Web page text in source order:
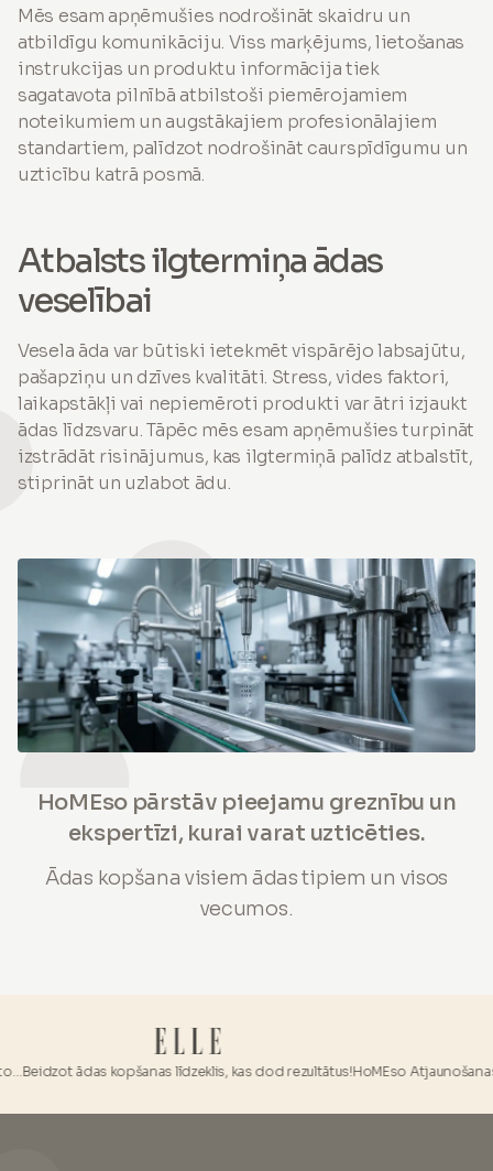
Mēs esam apņēmušies nodrošināt skaidru un
atbildīgu komunikāciju. Viss marķējums, lietošanas
instrukcijas un produktu informācija tiek
sagatavota pilnībā atbilstoši piemērojamiem
noteikumiem un augstākajiem profesionālajiem
standartiem, palīdzot nodrošināt caurspīdīgumu un
uzticību katrā posmā.
Atbalsts ilgtermiņa ādas
veselībai
Vesela āda var būtiski ietekmēt vispārējo labsajūtu,
pašapziņu un dzīves kvalitāti. Stress, vides faktori,
laikapstākļi vai nepiemēroti produkti var ātri izjaukt
ādas līdzsvaru. Tāpēc mēs esam apņēmušies turpināt
izstrādāt risinājumus, kas ilgtermiņā palīdz atbalstīt,
stiprināt un uzlabot ādu.
HoMEso pārstāv pieejamu greznību un
ekspertīzi, kurai varat uzticēties.
Ādas kopšana visiem ādas tipiem un visos
vecumos.
ādas kopšanas līdzeklis, kas dod rezultātus!HoMEso Atjaunošanas